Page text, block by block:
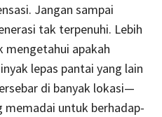
Jangan sampai
tak terpenuhi. Lebih
mengetahui apakah
lepas pantai yang lain
di banyak lokasi—
untuk berhadap-